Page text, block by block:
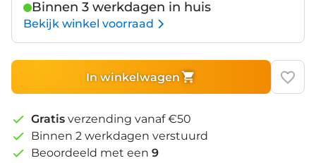
Binnen 3 werkdagen in huis
Bekijk winkel voorraad
In winkelwagen
Gratis verzending vanaf €50
Binnen 2 werkdagen verstuurd
Beoordeeld met een 9